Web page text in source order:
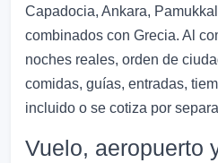
Capadocia, Ankara,
combinados con Grecia. Al
noches reales, orden de
comidas, guías, entradas,
incluido o se cotiza por
Vuelo, aeropuerto